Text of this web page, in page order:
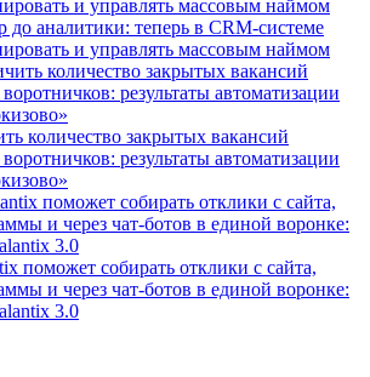
до аналитики: теперь в CRM-системе
и управлять массовым наймом
количество закрытых вакансий
результаты автоматизации
поможет собирать отклики с сайта,
и через чат-ботов в единой воронке:
3.0